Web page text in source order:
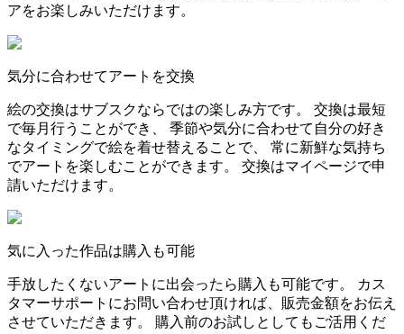
アをお楽しみいただけます。
気分に合わせてアートを交換
絵の交換はサブスクならではの楽しみ方です。 交換は最短
で毎月行うことができ、 季節や気分に合わせて自分の好き
なタイミングで絵を着せ替えることで、 常に新鮮な気持ち
でアートを楽しむことができます。 交換はマイページで申
請いただけます。
気に入った作品は購入も可能
手放したくないアートに出会ったら購入も可能です。 カス
タマーサポートにお問い合わせ頂ければ、販売金額をお伝え
させていただきます。 購入前のお試しとしてもご活用くだ